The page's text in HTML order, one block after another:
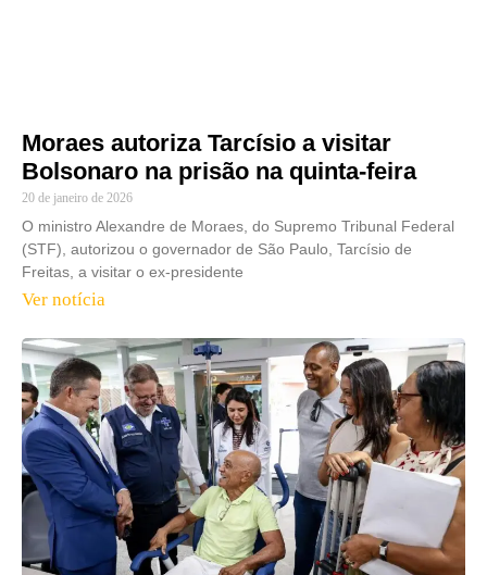
Moraes autoriza Tarcísio a visitar
Bolsonaro na prisão na quinta-feira
20 de janeiro de 2026
O ministro Alexandre de Moraes, do Supremo Tribunal Federal
(STF), autorizou o governador de São Paulo, Tarcísio de
Freitas, a visitar o ex-presidente
Ver notícia